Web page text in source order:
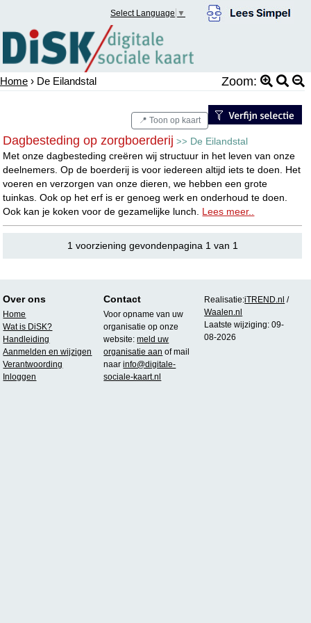
Select Language ▼
Home › De Eilandstal Zoom:
📍 Toon op kaart
Dagbesteding op zorgboerderij >> De Eilandstal
Met onze dagbesteding creëren wij structuur in het leven van onze
deelnemers. Op de boerderij is voor iedereen altijd iets te doen. Het
voeren en verzorgen van onze dieren, we hebben een grote
tuinkas. Ook op het erf is er genoeg werk en onderhoud te doen.
Ook kan je koken voor de gezamelijke lunch. Lees meer..
1 voorziening gevondenpagina 1 van 1
Over ons
Home
Wat is DiSK?
Handleiding
Aanmelden en wijzigen
Verantwoording
Inloggen
Contact
Voor opname van uw
organisatie op onze
website:meld uw
organisatie aan of mail
naarinfo@digitale-
sociale-kaart.nl
Realisatie:iTREND.nl /
Waalen.nl
Laatste wijziging: 09-
08-2026